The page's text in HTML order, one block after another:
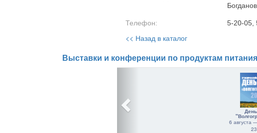
Телефон: 5-20-05,
<< Назад в каталог
Выставки и конференции по продуктам
6 августа